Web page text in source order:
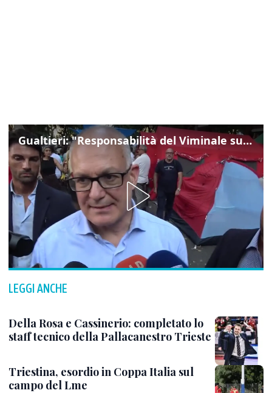
Gualtieri: "Responsabilità del Viminale su Spin Time? La posizione dei partiti è nota"
LEGGI ANCHE
Della Rosa e Cassinerio: completato lo
staff tecnico della Pallacanestro Trieste
Triestina, esordio in Coppa Italia sul
campo del Lme